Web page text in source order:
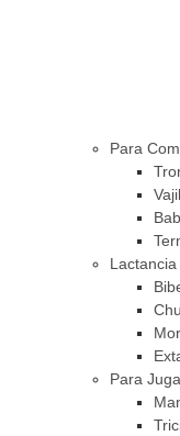
Para
Lactancia
Para